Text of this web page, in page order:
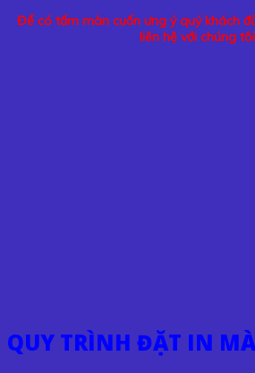
Để có tấm màn cuốn ưng ý quý khách
liên hệ với chúng
QUY TRÌNH ĐẶT IN